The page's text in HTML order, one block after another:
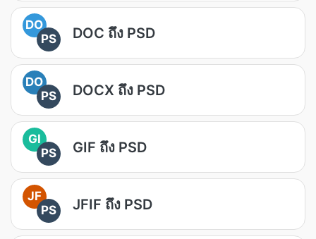
DO
PS
DOC ถึง PSD
DO
PS
DOCX ถึง PSD
GI
PS
GIF ถึง PSD
JF
PS
JFIF ถึง PSD